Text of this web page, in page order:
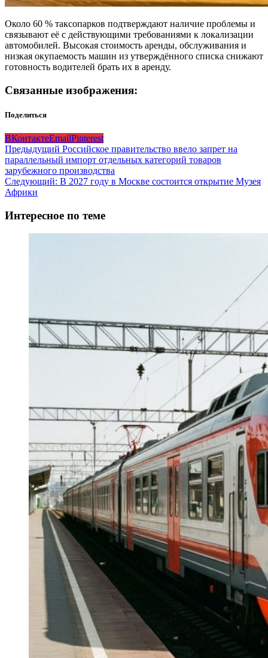
Около 60 % таксопарков подтверждают наличие проблемы и
связывают её с действующими требованиями к локализации
автомобилей. Высокая стоимость аренды, обслуживания и
низкая окупаемость машин из утверждённого списка снижают
готовность водителей брать их в аренду.
Связанные изображения:
Поделиться
ВКонтактеEmailPinterest
Навигация
записи
Предыдущий Российское правительство ввело запрет на
параллельный импорт отдельных категорий товаров
зарубежного производства
Следующий: В 2027 году в Москве состоится открытие Музея
Африки
Интересное по теме